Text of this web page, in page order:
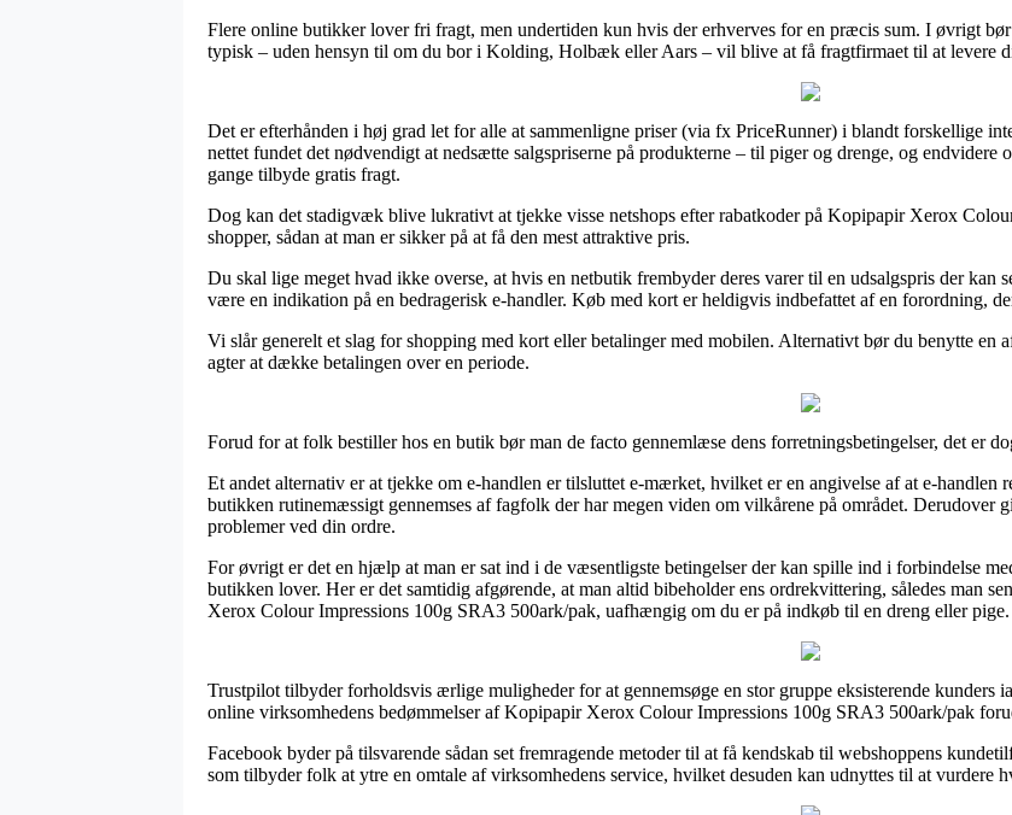
Flere online butikker lover fri fragt, men undertiden kun hvis der erhverves for en præcis sum. I øvrigt
typisk – uden hensyn til om du bor i Kolding, Holbæk eller Aars – vil blive at få fragtfirmaet til at levere
Det er efterhånden i høj grad let for alle at sammenligne priser (via fx PriceRunner) i blandt forskellige
nettet fundet det nødvendigt at nedsætte salgspriserne på produkterne – til piger og drenge, og endvidere
gange tilbyde gratis fragt.
Dog kan det stadigvæk blive lukrativt at tjekke visse netshops efter rabatkoder på Kopipapir Xerox
shopper, sådan at man er sikker på at få den mest attraktive pris.
Du skal lige meget hvad ikke overse, at hvis en netbutik frembyder deres varer til en udsalgspris der kan
være en indikation på en bedragerisk e-handler. Køb med kort er heldigvis indbefattet af en forordning,
Vi slår generelt et slag for shopping med kort eller betalinger med mobilen. Alternativt bør du benytte en
agter at dække betalingen over en periode.
Forud for at folk bestiller hos en butik bør man de facto gennemlæse dens forretningsbetingelser, det er
Et andet alternativ er at tjekke om e-handlen er tilsluttet e-mærket, hvilket er en angivelse af at e-handlen
butikken rutinemæssigt gennemses af fagfolk der har megen viden om vilkårene på området. Derudover
problemer ved din ordre.
For øvrigt er det en hjælp at man er sat ind i de væsentligste betingelser der kan spille ind i forbindelse
butikken lover. Her er det samtidig afgørende, at man altid bibeholder ens ordrekvittering, således man
Xerox Colour Impressions 100g SRA3 500ark/pak, uafhængig om du er på indkøb til en dreng eller pige.
Trustpilot tilbyder forholdsvis ærlige muligheder for at gennemsøge en stor gruppe eksisterende kunders
online virksomhedens bedømmelser af Kopipapir Xerox Colour Impressions 100g SRA3 500ark/pak
Facebook byder på tilsvarende sådan set fremragende metoder til at få kendskab til webshoppens
som tilbyder folk at ytre en omtale af virksomhedens service, hvilket desuden kan udnyttes til at vurdere